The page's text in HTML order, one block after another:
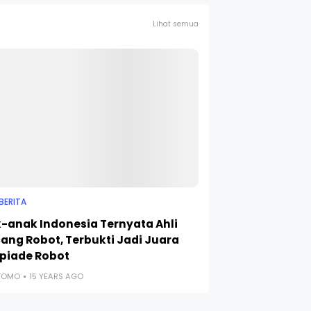
Lihat semua
anak Indonesia Ternyata Ahli
Robot, Terbukti Jadi Juara
Robot
15 YEARS AGO